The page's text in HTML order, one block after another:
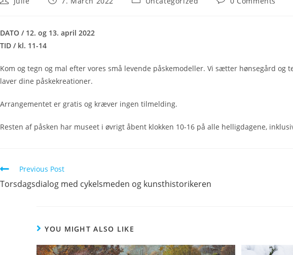
DATO / 12. og 13. april 2022
TID / kl. 11-14
Kom og tegn og mal efter vores små levende påskemodeller. Vi sætter hønsegård
laver dine påskekreationer.
Arrangementet er gratis og kræver ingen tilmelding.
Resten af påsken har museet i øvrigt åbent klokken 10-16 på alle helligdagene,
Previous Post
Torsdagsdialog med cykelsmeden og kunsthistorikeren
YOU MIGHT ALSO LIKE